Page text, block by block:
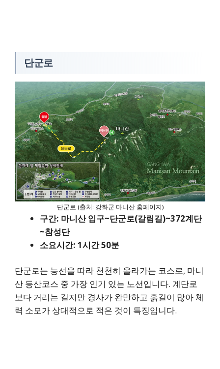
단군로
단군로 (출처: 강화군 마니산 홈페이지)
구간: 마니산 입구~단군로(갈림길)~372계단
~참성단
소요시간: 1시간 50분
단군로는 능선을 따라 천천히 올라가는 코스로, 마니
산 등산코스 중 가장 인기 있는 노선입니다. 계단로
보다 거리는 길지만 경사가 완만하고 흙길이 많아 체
력 소모가 상대적으로 적은 것이 특징입니다.